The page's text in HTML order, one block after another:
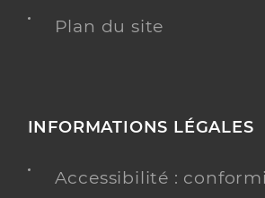
Plan du site
INFORMATIONS LÉGALES
Accessibilité :